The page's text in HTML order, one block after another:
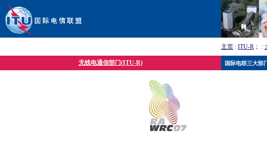
主页 : ITU-R ； :
无线电通信部门(ITU-R) 国际电联三大部